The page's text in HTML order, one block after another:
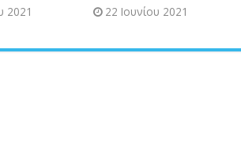
2021 22 Ιουνίου 2021